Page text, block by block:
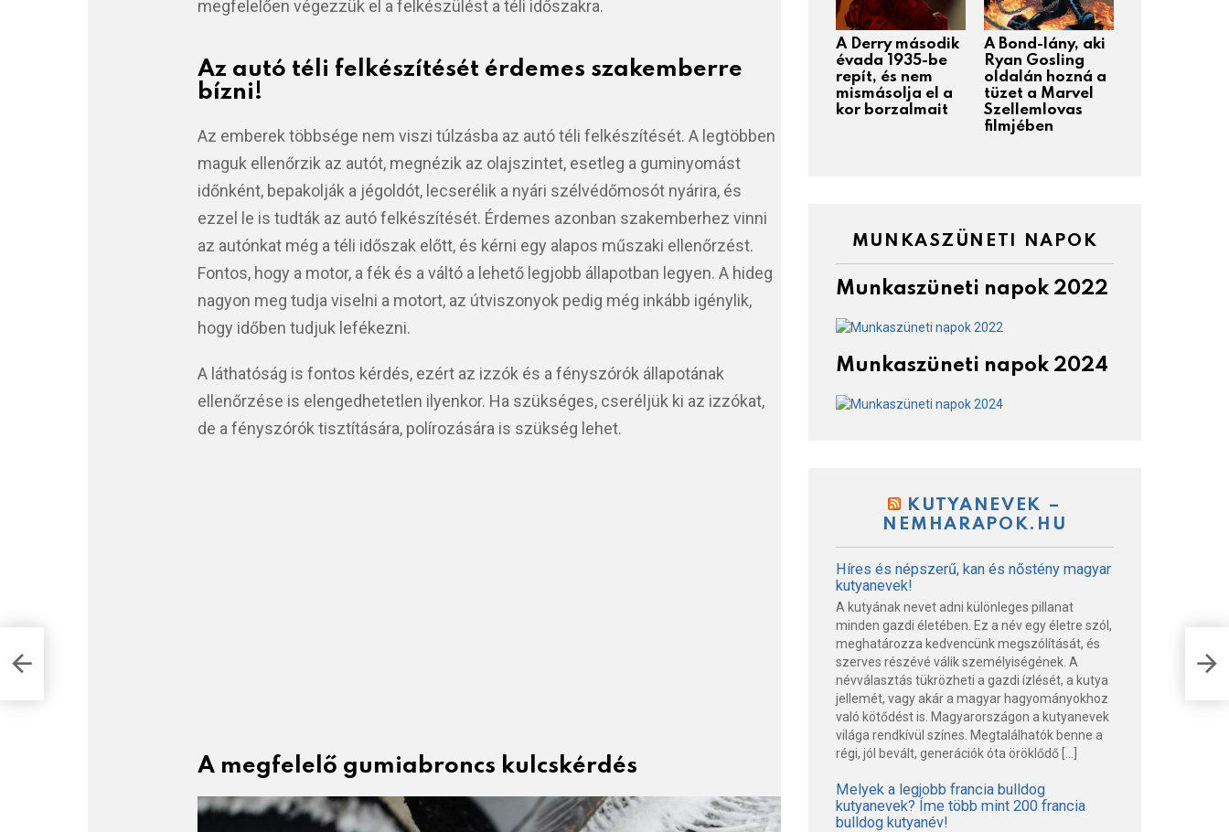
megfelelően végezzük el a felkészülést a téli időszakra.
Az autó téli felkészítését érdemes szakemberre
bízni!
Az emberek többsége nem viszi túlzásba az autó téli felkészítését. A legtöbben
maguk ellenőrzik az autót, megnézik az olajszintet, esetleg a guminyomást
időnként, bepakolják a jégoldót, lecserélik a nyári szélvédőmosót nyárira, és
ezzel le is tudták az autó felkészítését. Érdemes azonban szakemberhez vinni
az autónkat még a téli időszak előtt, és kérni egy alapos műszaki ellenőrzést.
Fontos, hogy a motor, a fék és a váltó a lehető legjobb állapotban legyen. A hideg
nagyon meg tudja viselni a motort, az útviszonyok pedig még inkább igénylik,
hogy időben tudjuk lefékezni.
A láthatóság is fontos kérdés, ezért az izzók és a fényszórók állapotának
ellenőrzése is elengedhetetlen ilyenkor. Ha szükséges, cseréljük ki az izzókat,
de a fényszórók tisztítására, polírozására is szükség lehet.
A megfelelő gumiabroncs kulcskérdés
a
A Derry második
évada 1935-be
repít, és nem
mismásolja el a
kor borzalmait
A Bond-lány, aki
Ryan Gosling
oldalán hozná a
tüzet a Marvel
Szellemlovas
filmjében
MUNKASZÜNETI NAPOK
Munkaszüneti napok 2022
Munkaszüneti napok 2024
KUTYANEVEK –
NEMHARAPOK.HU
Híres és népszerű, kan és nőstény magyar
kutyanevek!
A kutyának nevet adni különleges pillanat
minden gazdi életében. Ez a név egy életre szól,
meghatározza kedvencünk megszólítását, és
szerves részévé válik személyiségének. A
névválasztás tükrözheti a gazdi ízlését, a kutya
jellemét, vagy akár a magyar hagyományokhoz
való kötődést is. Magyarországon a kutyanevek
világa rendkívül színes. Megtalálhatók benne a
régi, jól bevált, generációk óta öröklődő […]
Melyek a legjobb francia bulldog
kutyanevek? Íme több mint 200 francia
bulldog kutyanév!